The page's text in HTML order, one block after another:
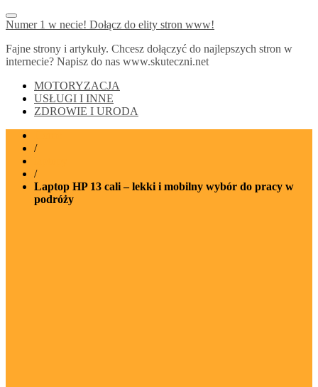
Numer 1 w necie! Dołącz do elity stron www!
Fajne strony i artykuły. Chcesz dołączyć do najlepszych stron w
internecie? Napisz do nas www.skuteczni.net
MOTORYZACJA
USŁUGI I INNE
ZDROWIE I URODA
/
/
Laptop HP 13 cali – lekki i mobilny wybór do pracy w
podróży